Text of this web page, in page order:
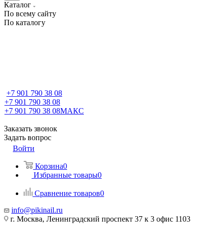
Каталог
По всему сайту
По каталогу
+7 901 790 38 08
+7 901 790 38 08
+7 901 790 38 08МАКС
Заказать звонок
Задать вопрос
Войти
Корзина0
Избранные товары0
Сравнение товаров0
info@pikinail.ru
г. Москва, Ленинградский проспект 37 к 3 офис 1103